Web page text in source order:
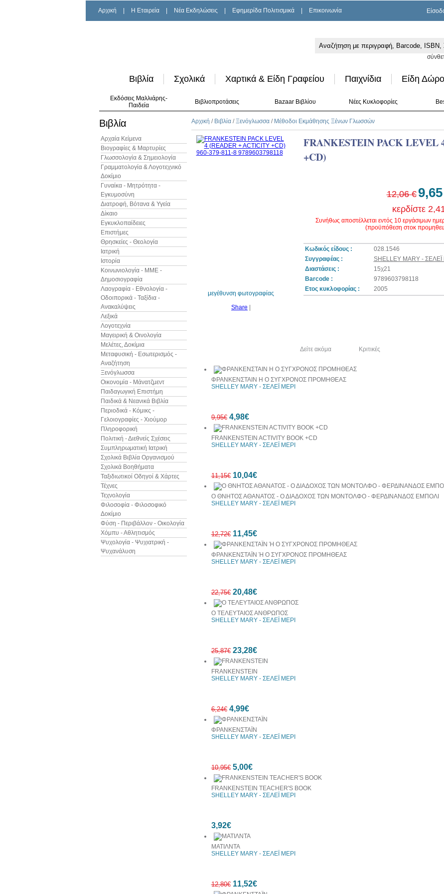
Αρχική H Εταιρεία Νέα Εκδηλώσεις Εφημερίδα Πολιτισμικά Επικοινωνία
Βιβλία Σχολικά Χαρτικά & Είδη Γραφείου Παιχνίδια Είδη
Εκδόσεις Μαλλιάρης-
Παιδεία
Βιβλιοπροτάσεις Bazaar Βιβλίου Νέες Κυκλοφορίες
Βιβλία
Αρχαία Κείμενα
Βιογραφίες & Μαρτυρίες
Γλωσσολογία & Σημειολογία
Γραμματολογία & Λογοτεχνικό
Δοκίμιο
Γυναίκα - Μητρότητα -
Εγκυμοσύνη
Διατροφή, Βότανα & Υγεία
Δίκαιο
Εγκυκλοπαίδειες
Επιστήμες
Θρησκείες - Θεολογία
Ιατρική
Ιστορία
Κοινωνιολογία - ΜΜΕ -
Δημοσιογραφία
Λαογραφία - Εθνολογία -
Οδοιπορικά - Ταξίδια -
Ανακαλύψεις
Λεξικά
Λογοτεχνία
Μαγειρική & Οινολογία
Μελέτες, Δοκίμια
Μεταφυσική - Εσωτερισμός -
Αναζήτηση
Ξενόγλωσσα
Οικονομία - Μάνατζμεντ
Παιδαγωγική Επιστήμη
Παιδικά & Νεανικά Βιβλία
Περιοδικά - Κόμικς -
Γελοιογραφίες - Χιούμορ
Πληροφορική
Πολιτική - Διεθνείς Σχέσεις
Συμπληρωματική Ιατρική
Σχολικά Βιβλία Οργανισμού
Σχολικά Βοηθήματα
Ταξιδιωτικοί Οδηγοί & Χάρτες
Τέχνες
Τεχνολογία
Φιλοσοφία - Φιλοσοφικό
Δοκίμιο
Φύση - Περιβάλλον - Οικολογία
Χόμπυ - Αθλητισμός
Ψυχολογία - Ψυχιατρική -
Ψυχανάλυση
Αρχική / Βιβλία /Ξενόγλωσσα / Μέθοδοι Εκμάθησης Ξένων Γλωσσών
μεγέθυνση φωτογραφίας
Share
FRANKESTEIN PACK LEVEL
+CD)
12,06 €
κερδίστε
Συνήθως αποστέλλεται εντός 10 εργάσιμων
(προϋπόθεση στοκ
Κωδικός είδους : 028.1546
Συγγραφέας :
SHELLEY MARY - ΣΕΛΕΪ
Διαστάσεις :
15χ21
Barcode :
9789603798118
Ετος κυκλοφορίας :
2005
Δείτε ακόμα Κριτικές
ΦΡΑΝΚΕΝΣΤΑΙΝ Η Ο ΣΥΓΧΡΟΝΟΣ ΠΡΟΜΗΘΕΑΣ
SHELLEY MARY - ΣΕΛΕΪ ΜΕΡΙ
9,95€ 4,98€
FRANKENSTEIN ACTIVITY BOOK +CD
SHELLEY MARY - ΣΕΛΕΪ ΜΕΡΙ
11,15€ 10,04€
Ο ΘΝΗΤΟΣ ΑΘΑΝΑΤΟΣ - Ο ΔΙΑΔΟΧΟΣ ΤΩΝ ΜΟΝΤΟΛΦΟ - ΦΕΡΔΙΝΑΝΔΟΣ ΕΜΠΟΛΙ
SHELLEY MARY - ΣΕΛΕΪ ΜΕΡΙ
12,72€ 11,45€
ΦΡΑΝΚΕΝΣΤΑΪΝ Ή Ο ΣΥΓΧΡΟΝΟΣ ΠΡΟΜΗΘΕΑΣ
SHELLEY MARY - ΣΕΛΕΪ ΜΕΡΙ
22,75€ 20,48€
Ο ΤΕΛΕΥΤΑΙΟΣ ΑΝΘΡΩΠΟΣ
SHELLEY MARY - ΣΕΛΕΪ ΜΕΡΙ
25,87€ 23,28€
FRANKENSTEIN
SHELLEY MARY - ΣΕΛΕΪ ΜΕΡΙ
6,24€ 4,99€
ΦΡΑΝΚΕΝΣΤΑΪΝ
SHELLEY MARY - ΣΕΛΕΪ ΜΕΡΙ
10,95€ 5,00€
FRANKENSTEIN TEACHER'S BOOK
SHELLEY MARY - ΣΕΛΕΪ ΜΕΡΙ
3,92€
ΜΑΤΙΛΝΤΑ
SHELLEY MARY - ΣΕΛΕΪ ΜΕΡΙ
12,80€ 11,52€